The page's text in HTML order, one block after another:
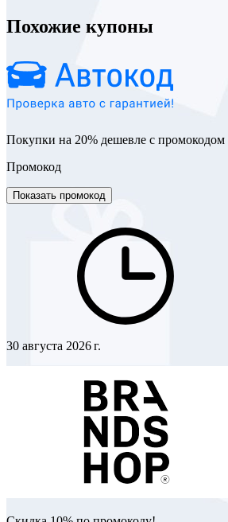
Похожие купоны
Покупки на 20% дешевле с промокодом
Промокод
Показать промокод
30 августа 2026 г.